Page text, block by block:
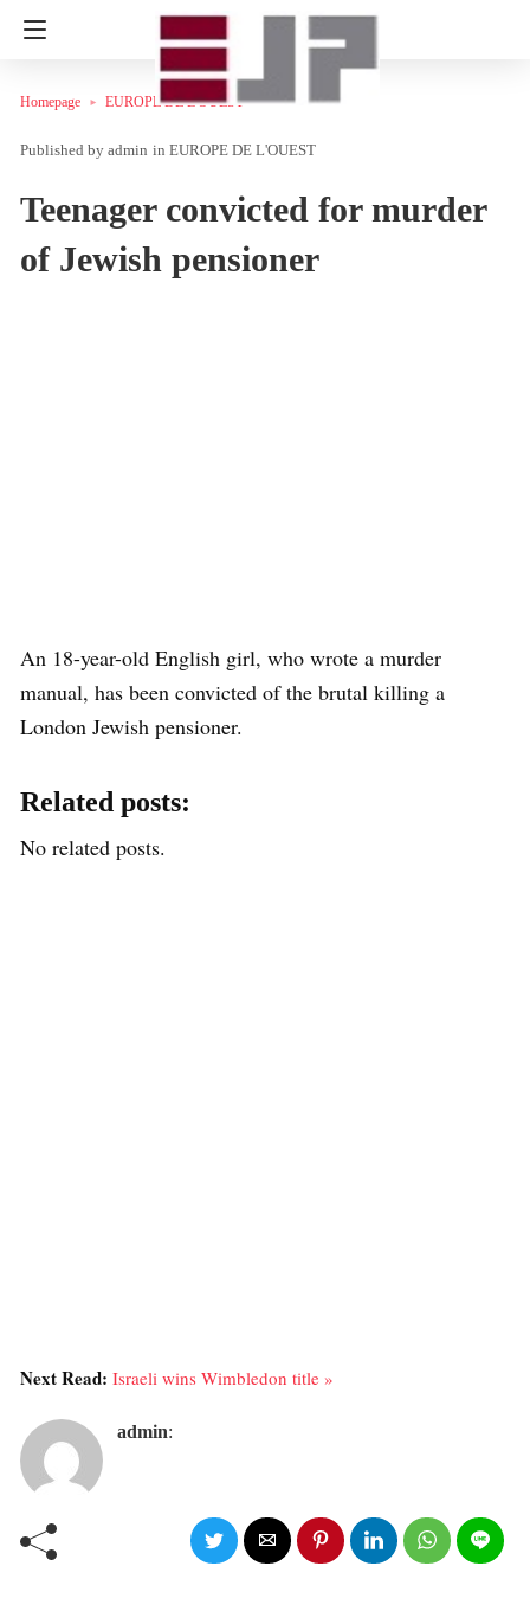
Homepage EUROPE DE L'OUEST
admin in EUROPE DE L'OUEST
Teenager convicted for murder
of Jewish pensioner
An 18-year-old English girl, who wrote a murder
manual, has been convicted of the brutal killing a
London Jewish pensioner.
Related posts:
No related posts.
Next Read: Israeli wins Wimbledon title »
admin: